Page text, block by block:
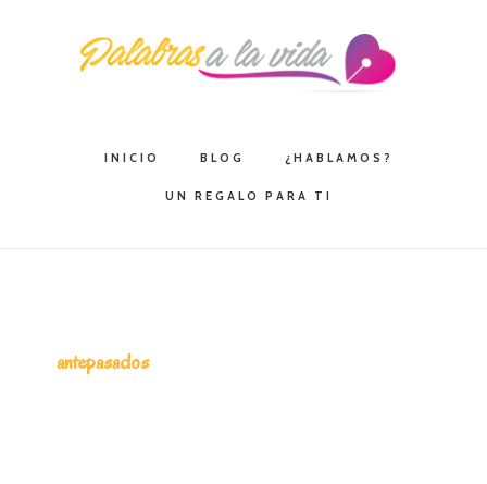
contenido
INICIO BLOG ¿HABLAMOS?
UN REGALO PARA TI
antepasados